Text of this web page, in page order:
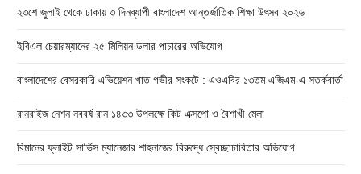
২৩শে জুলাই থেকে ঢাকায় ৩ দিনব্যাপী বাংলাদেশ আন্তর্জাতিক শিক্ষা উৎসব ২০২৬
ইবিএল চেয়ারম্যানের ২৫ মিলিয়ন ডলার পাচারের অভিযোগ
বাংলাদেশের বেসরকারি এভিয়েশন খাত গভীর সংকটে : এওএবির ১৩তম এজিএম-এ সতর্কবার্তা
রানরাইজ নেশন নববর্ষ রান ১৪৩৩ উপলক্ষে কিট এক্সপো ও বৈশাখী মেলা
বিমানের ফ্লাইট সার্ভিস ম্যানেজার শাহনাজের বিরুদ্ধে স্বেচ্ছাচারিতার অভিযোগ